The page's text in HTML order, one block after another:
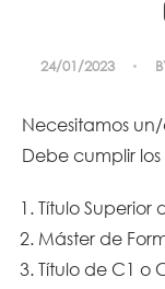
24/01/2023
Necesitamos
Debe cumplir los
Título Superior
Máster de
Título de C1 o